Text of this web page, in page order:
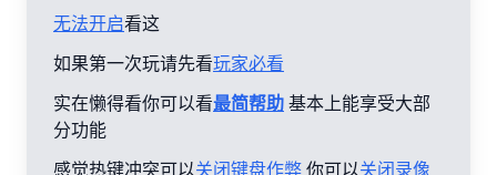
无法开启看这
如果第一次玩请先看玩家必看
实在懒得看你可以看最简帮助基本上能享受大部
分功能
感觉热键冲突可以关闭键盘作弊你可以关闭录像